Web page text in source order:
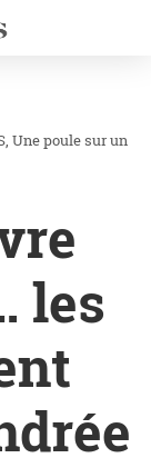
Une poule sur un
les